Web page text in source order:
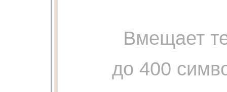
Вмещает
до 400